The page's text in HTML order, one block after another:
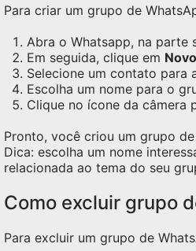
Para criar um grupo de
Abra o Whatsapp, na parte
Em seguida, clique em
Selecione um contato para
Escolha um nome para o
Clique no ícone da câmera
Pronto, você criou um grupo
Dica: escolha um nome
relacionada ao tema do seu
Como excluir grupo
Para excluir um grupo de